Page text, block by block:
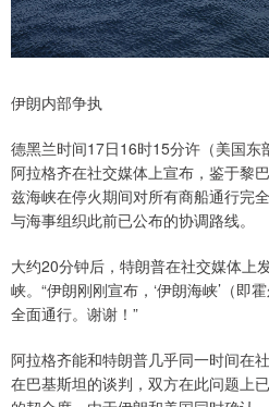
伊朗内部争执
德黑兰时间17日16时15分许（美国
阿拉格齐在社交媒体上宣布，鉴于黎
兹海峡在停火期间对所有商船通行完
与海事组织此前已公布的协调路线。
大约20分钟后，特朗普在社交媒体上
峡。“伊朗刚刚宣布，‘伊朗海峡’（即
全面通行。谢谢！”
阿拉格齐能和特朗普几乎同一时间在
在巴基斯坦的谈判，双方在此问题上